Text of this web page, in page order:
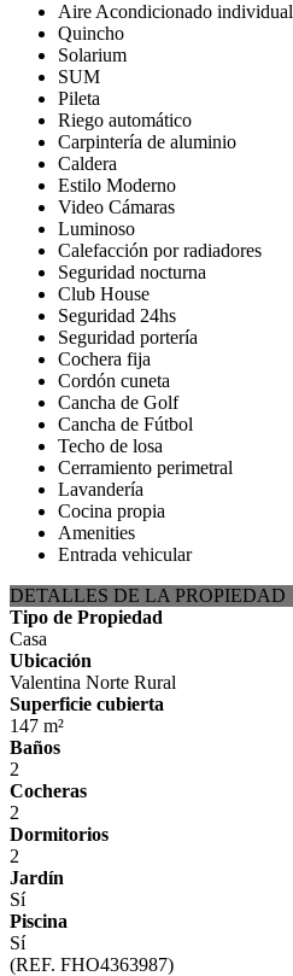
Aire Acondicionado individual
Quincho
Solarium
SUM
Pileta
Riego automático
Carpintería de aluminio
Caldera
Estilo Moderno
Video Cámaras
Luminoso
Calefacción por radiadores
Seguridad nocturna
Club House
Seguridad 24hs
Seguridad portería
Cochera fija
Cordón cuneta
Cancha de Golf
Cancha de Fútbol
Techo de losa
Cerramiento perimetral
Lavandería
Cocina propia
Amenities
Entrada vehicular
DETALLES DE LA PROPIEDAD
Tipo de Propiedad
Casa
Ubicación
Valentina Norte Rural
Superficie cubierta
147 m²
Baños
2
Cocheras
2
Dormitorios
2
Jardín
Sí
Piscina
Sí
(REF. FHO4363987)